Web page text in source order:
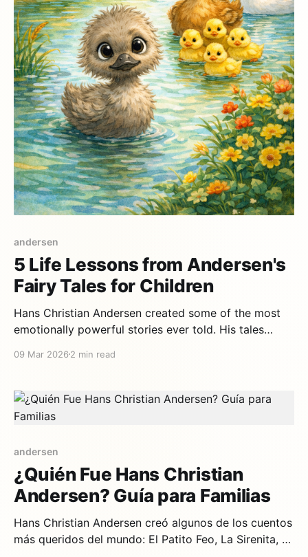
andersen
5 Life Lessons from Andersen's
Fairy Tales for Children
Hans Christian Andersen created some of the most
emotionally powerful stories ever told. His tales
lessons wrapped in magic, beauty, and tenderness. 1.
Andersen's most famous tale tells the story
09 Mar 2026 2 min read
andersen
¿Quién Fue Hans Christian
Andersen? Guía para Familias
Hans Christian Andersen creó algunos de los cuentos
más queridos del mundo: El Patito Feo, La Sirenita, La